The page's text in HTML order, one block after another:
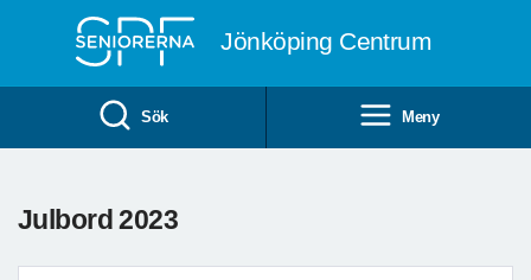
Jönköping Centrum
Sök Meny
Julbord 2023